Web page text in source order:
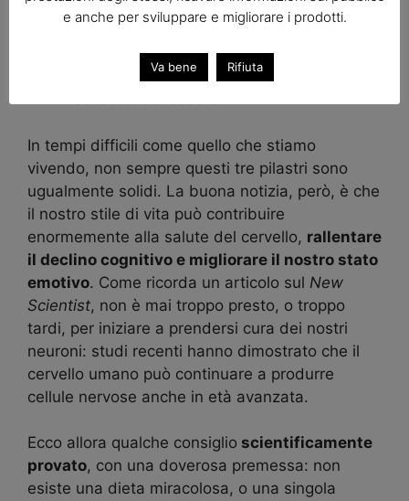
la regolazione emotiva, la capacità di
essere consapevoli delle proprie
emozioni, positive o negative, e di
regolarle – cercando di perseguire un
In tempi difficili come quello che stiamo
vivendo, non sempre questi tre pilastri sono
ugualmente solidi. La buona notizia, però, è che
il nostro stile di vita può contribuire
enormemente alla salute del cervello, rallentare
il declino cognitivo e migliorare il nostro stato
emotivo. Come ricorda un articolo sul New
Scientist, non è mai troppo presto, o troppo
tardi, per iniziare a prendersi cura dei nostri
neuroni: studi recenti hanno dimostrato che il
cervello umano può continuare a produrre
cellule nervose anche in età avanzata.
Ecco allora qualche consiglio scientificamente
provato, con una doverosa premessa: non
esiste una dieta miracolosa, o una singola
e anche per sviluppare e migliorare i prodotti.
Va bene Rifiuta